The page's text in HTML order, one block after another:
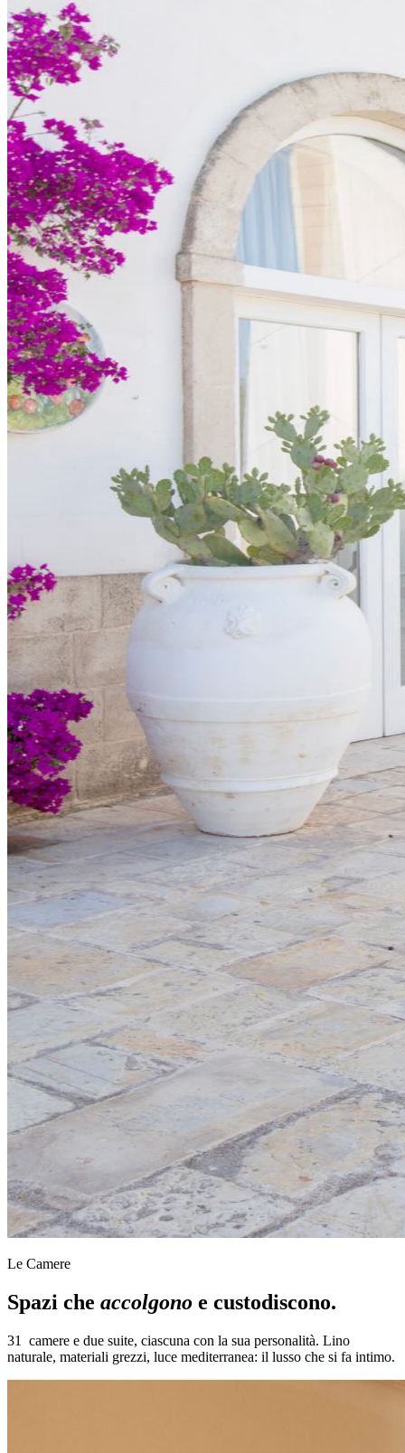
Le Camere
Spazi che accolgono e custodiscono.
31 camere e due suite, ciascuna con la sua personalità. Lino
naturale, materiali grezzi, luce mediterranea: il lusso che si fa intimo.